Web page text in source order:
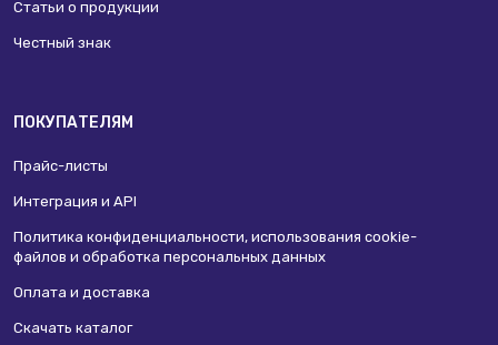
Статьи о продукции
Честный знак
ПОКУПАТЕЛЯМ
Прайс-листы
Интеграция и API
Политика конфиденциальности, использования сookie-
файлов и обработка персональных данных
Оплата и доставка
Скачать каталог